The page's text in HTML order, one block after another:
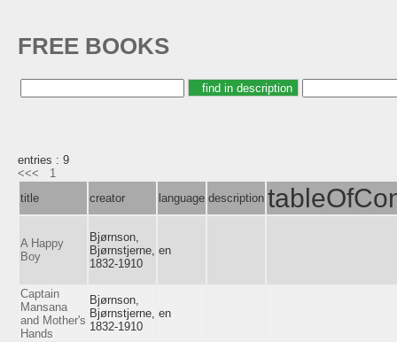
FREE BOOKS
entries : 9
<<<
1
title
creator language description
A Happy
Boy
Bjørnson,
Bjørnstjerne,
1832-1910
en
Captain
Mansana
and Mother's
Hands
Bjørnson,
Bjørnstjerne,
1832-1910
en